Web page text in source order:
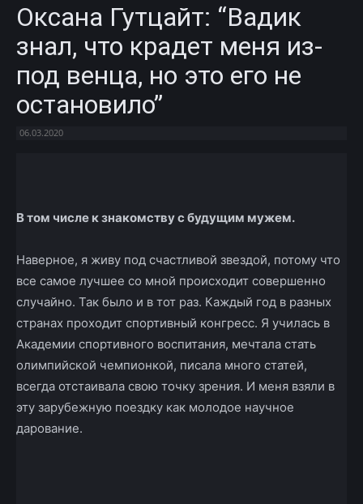
Оксана Гутцайт: “Вадик
знал, что крадет меня из-
под венца, но это его не
остановило”
06.03.2020
В том числе к знакомству с будущим мужем.
Наверное, я живу под счастливой звездой, потому что
все самое лучшее со мной происходит совершенно
случайно. Так было и в тот раз. Каждый год в разных
странах проходит спортивный конгресс. Я училась в
Академии спортивного воспитания, мечтала стать
олимпийской чемпионкой, писала много статей,
всегда отстаивала свою точку зрения. И меня взяли в
эту зарубежную поездку как молодое научное
дарование.